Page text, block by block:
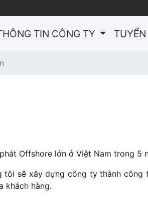
TIN CÔNG TY
Offshore lớn ở Việt Nam trong 5
tôi sẽ xây dựng công ty thành công
khách hàng.